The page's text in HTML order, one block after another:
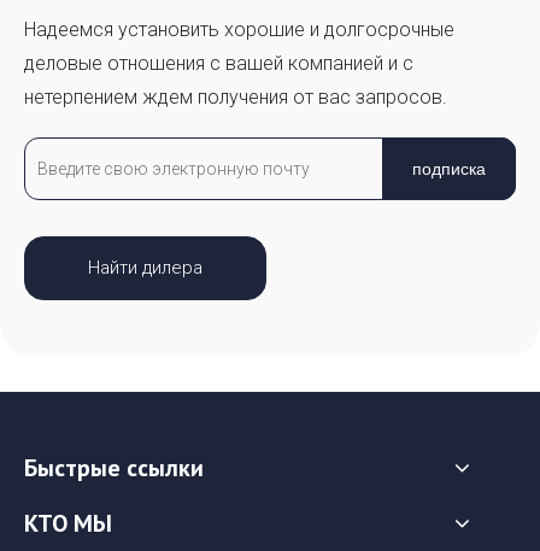
Надеемся установить хорошие и долгосрочные
деловые отношения с вашей компанией и с
нетерпением ждем получения от вас запросов.
подписка
Найти дилера
Быстрые ссылки
КТО МЫ